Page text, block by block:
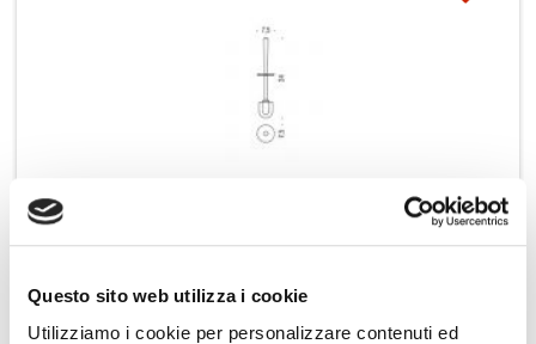
Questo sito web utilizza i cookie
Utilizziamo i cookie per personalizzare contenuti ed
Colombo ricambio manico con ciuffo Link B2458
Aggiungi ai preferiti
Aggiungi prodotto al carrello € 41,97
€ 59,90